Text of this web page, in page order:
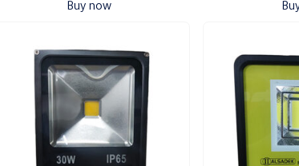
Buy now